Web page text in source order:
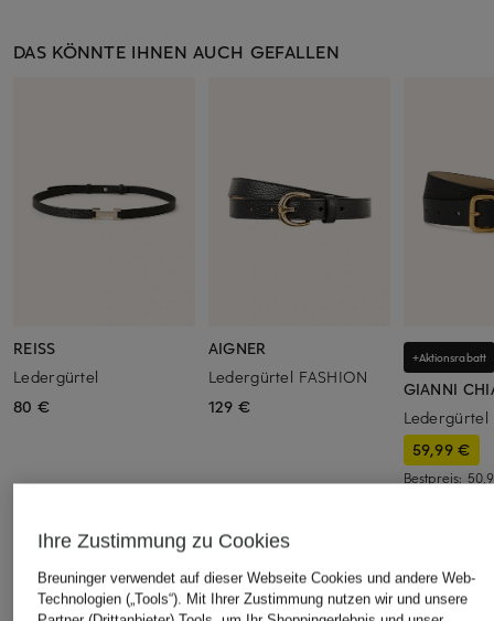
DAS KÖNNTE IHNEN AUCH GEFALLEN
REISS
Ledergürtel
80 €
AIGNER
Ledergürtel FASHION
129 €
+Aktionsrabatt
GIANNI
Ledergürtel
59,99 €
Bestpreis:
ÄHNLICHE ARTIKEL ENTDECKEN
Ihre Zustimmung zu Cookies
Breuninger verwendet auf dieser Webseite Cookies und andere Web-
Technologien („Tools“). Mit Ihrer Zustimmung nutzen wir und unsere